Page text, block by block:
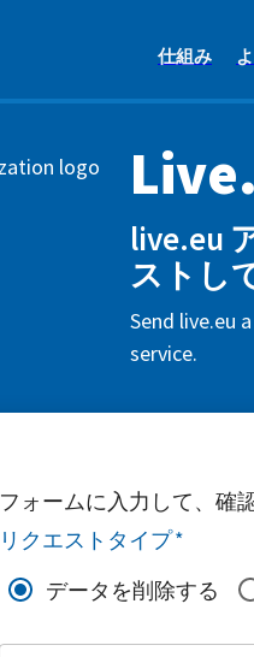
仕組み
live.eu
ストし
Send live.eu
service.
フォームに入力して、確
リクエストタイプ*
データを削除する